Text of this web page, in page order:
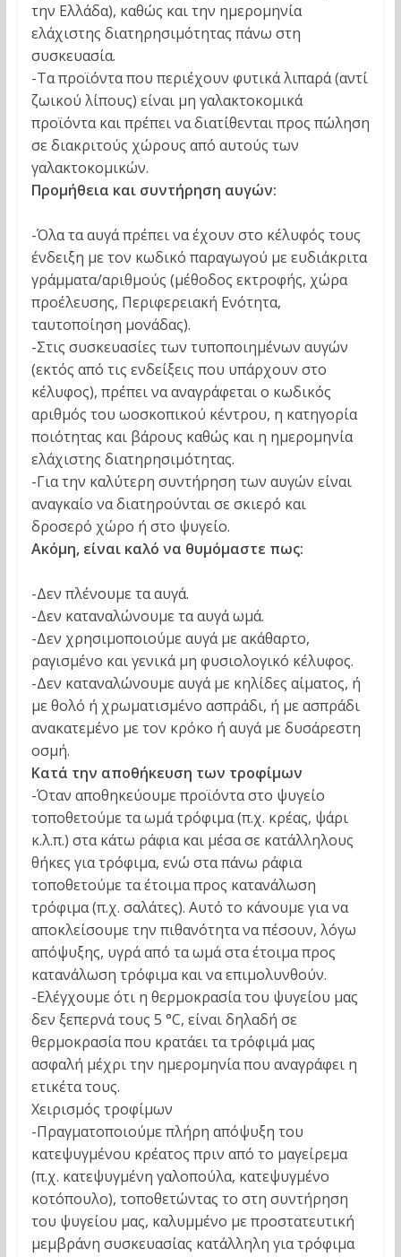
την Ελλάδα), καθώς και την ημερομηνία
ελάχιστης διατηρησιμότητας πάνω στη
συσκευασία.
-Τα προϊόντα που περιέχουν φυτικά λιπαρά (αντί
ζωικού λίπους) είναι μη γαλακτοκομικά
προϊόντα και πρέπει να διατίθενται προς πώληση
σε διακριτούς χώρους από αυτούς των
γαλακτοκομικών.
Προμήθεια και συντήρηση αυγών:
-Όλα τα αυγά πρέπει να έχουν στο κέλυφός τους
ένδειξη με τον κωδικό παραγωγού με ευδιάκριτα
γράμματα/αριθμούς (μέθοδος εκτροφής, χώρα
προέλευσης, Περιφερειακή Ενότητα,
ταυτοποίηση μονάδας).
-Στις συσκευασίες των τυποποιημένων αυγών
(εκτός από τις ενδείξεις που υπάρχουν στο
κέλυφος), πρέπει να αναγράφεται ο κωδικός
αριθμός του ωοσκοπικού κέντρου, η κατηγορία
ποιότητας και βάρους καθώς και η ημερομηνία
ελάχιστης διατηρησιμότητας.
-Για την καλύτερη συντήρηση των αυγών είναι
αναγκαίο να διατηρούνται σε σκιερό και
δροσερό χώρο ή στο ψυγείο.
Ακόμη, είναι καλό να θυμόμαστε πως:
-Δεν πλένουμε τα αυγά.
-Δεν καταναλώνουμε τα αυγά ωμά.
-Δεν χρησιμοποιούμε αυγά με ακάθαρτο,
ραγισμένο και γενικά μη φυσιολογικό κέλυφος.
-Δεν καταναλώνουμε αυγά με κηλίδες αίματος, ή
με θολό ή χρωματισμένο ασπράδι, ή με ασπράδι
ανακατεμένο με τον κρόκο ή αυγά με δυσάρεστη
οσμή.
Κατά την αποθήκευση των τροφίμων
-Όταν αποθηκεύουμε προϊόντα στο ψυγείο
τοποθετούμε τα ωμά τρόφιμα (π.χ. κρέας, ψάρι
κ.λ.π.) στα κάτω ράφια και μέσα σε κατάλληλους
θήκες για τρόφιμα, ενώ στα πάνω ράφια
τοποθετούμε τα έτοιμα προς κατανάλωση
τρόφιμα (π.χ. σαλάτες). Αυτό το κάνουμε για να
αποκλείσουμε την πιθανότητα να πέσουν, λόγω
απόψυξης, υγρά από τα ωμά στα έτοιμα προς
κατανάλωση τρόφιμα και να επιμολυνθούν.
-Ελέγχουμε ότι η θερμοκρασία του ψυγείου μας
δεν ξεπερνά τους 5 °C, είναι δηλαδή σε
θερμοκρασία που κρατάει τα τρόφιμά μας
ασφαλή μέχρι την ημερομηνία που αναγράφει η
ετικέτα τους.
Χειρισμός τροφίμων
-Πραγματοποιούμε πλήρη απόψυξη του
κατεψυγμένου κρέατος πριν από το μαγείρεμα
(π.χ. κατεψυγμένη γαλοπούλα, κατεψυγμένο
κοτόπουλο), τοποθετώντας το στη συντήρηση
του ψυγείου μας, καλυμμένο με προστατευτική
μεμβράνη συσκευασίας κατάλληλη για τρόφιμα